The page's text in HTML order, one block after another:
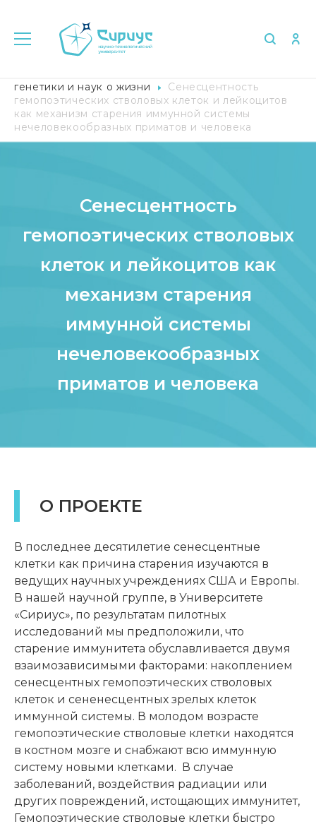
генетики и наук о жизни
Сенесцентность
гемопоэтических стволовых клеток и лейкоцитов
как механизм старения иммунной системы
нечеловекообразных приматов и человека
Сенесцентность
гемопоэтических стволовых
клеток и лейкоцитов как
механизм старения
иммунной системы
нечеловекообразных
приматов и человека
О ПРОЕКТЕ
В последнее десятилетие сенесцентные
клетки как причина старения изучаются в
ведущих научных учреждениях США и Европы.
В нашей научной группе, в Университете
«Сириус», по результатам пилотных
исследований мы предположили, что
старение иммунитета обуславливается двумя
взаимозависимыми факторами: накоплением
сенесцентных гемопоэтических стволовых
клеток и сененесцентных зрелых клеток
иммунной системы. В молодом возрасте
гемопоэтические стволовые клетки находятся
в костном мозге и снабжают всю иммунную
систему новыми клетками. В случае
заболеваний, воздействия радиации или
других повреждений, истощающих иммунитет,
Гемопоэтические стволовые клетки быстро